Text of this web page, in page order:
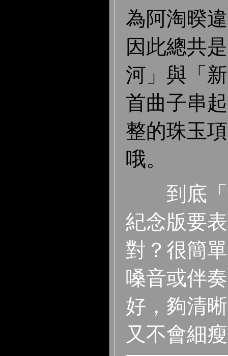
為阿淘暌
因此總共
河」與「
首曲子串
整的珠玉
哦。
到底
紀念版要
對？很簡
嗓音或伴
好，夠清
又不會細